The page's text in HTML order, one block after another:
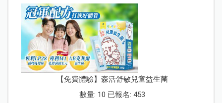
【免費體驗】森活舒敏兒童益生菌
數量: 10 已報名: 453